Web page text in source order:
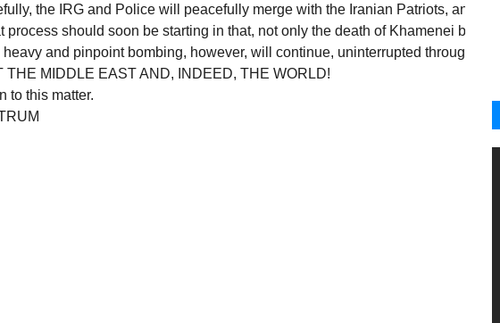
the IRG and Police will peacefully merge with the Iranian Patriots, and
process should soon be starting in that, not only the death of Khamenei but
and pinpoint bombing, however, will continue, uninterrupted
THE MIDDLE EAST AND, INDEED, THE WORLD!
to this matter.